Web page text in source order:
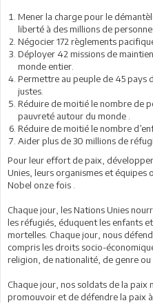
Mener la charge pour le
liberté à des millions de
Négocier 172 règlements
Déployer 42 missions de
monde entier.
Permettre au peuple de 45 pays
justes.
Réduire de moitié le nombre de
pauvreté autour du monde .
Réduire de moitié le nombre
Aider plus de 30 millions de
Pour leur effort de paix,
Unies, leurs organismes et équipes
Nobel onze fois .
Chaque jour, les Nations Unies
les réfugiés, éduquent les enfants
mortelles. Chaque jour, nous
compris les droits socio-
religion, de nationalité, de genre ou
Chaque jour, nos soldats de la
promouvoir et de défendre la paix